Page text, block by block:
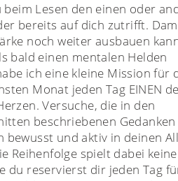
Lesen den einen oder
bereits auf dich zutrifft.
noch weiter ausbauen
bald einen mentalen Helden
ich eine kleine Mission für
Monat jeden Tag EINEN
Versuche, die in den
beschriebenen
bewusst und aktiv in deinen
Reihenfolge spielt dabei keine
du reservierst dir jeden Tag